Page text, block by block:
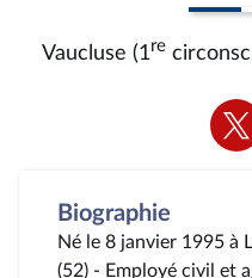
Vaucluse (1re
la
Biographie
Né le 8 janvier 1995 à
(52) - Employé civil et